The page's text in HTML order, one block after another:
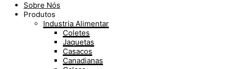
Sobre Nós
Produtos
Industria Alimentar
Coletes
Jaquetas
Casacos
Canadianas